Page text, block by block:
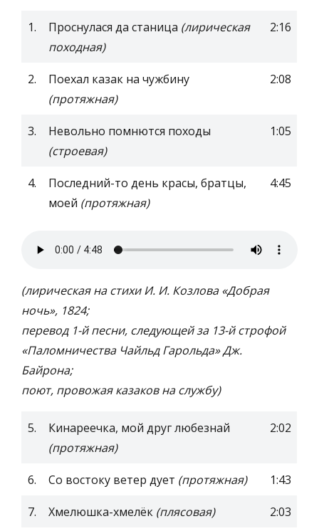
1. Проснулася да станица (лирическая
походная)
2:16
2.
Поехал казак на чужбину
(протяжная)
2:08
3.
Невольно помнются походы
(строевая)
1:05
4.
Последний-то день красы, братцы,
моей (протяжная)
4:45
(лирическая на стихи И. И. Козлова «Добрая
ночь», 1824;
перевод 1-й песни, следующей за 13-й строфой
«Паломничества Чайльд Гарольда» Дж.
Байрона;
поют, провожая казаков на службу)
5.
Кинареечка, мой друг любезнай
(протяжная)
2:02
6. Со востоку ветер дует (протяжная) 1:43
7. Хмелюшка-хмелёк (плясовая) 2:03